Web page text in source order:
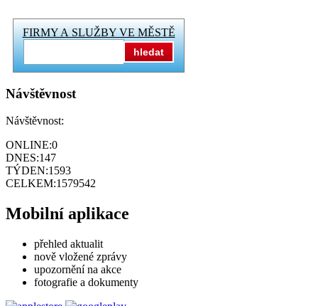
FIRMY A SLUŽBY VE MĚSTĚ
hledat
Návštěvnost
Návštěvnost:
ONLINE:0
DNES:147
TÝDEN:1593
CELKEM:1579542
Mobilní aplikace
přehled aktualit
nově vložené zprávy
upozornění na akce
fotografie a dokumenty